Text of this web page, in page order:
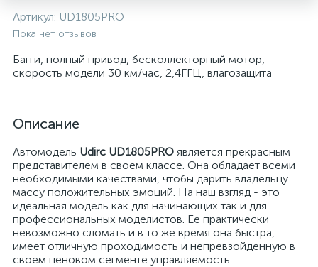
Артикул: UD1805PRO
Пока нет отзывов
Багги, полный привод, бесколлекторный мотор,
скорость модели 30 км/час, 2,4ГГЦ, влагозащита
Описание
Автомодель Udirc UD1805PRO является прекрасным
представителем в своем классе. Она обладает всеми
необходимыми качествами, чтобы дарить владельцу
массу положительных эмоций. На наш взгляд - это
идеальная модель как для начинающих так и для
профессиональных моделистов. Ее практически
невозможно сломать и в то же время она быстра,
имеет отличную проходимость и непревзойденную в
своем ценовом сегменте управляемость.